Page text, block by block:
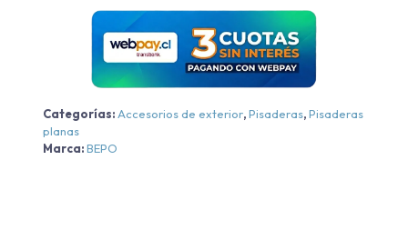
New
Colorado
WT
-
Negra
-
Categorías:Accesorios de exterior,Pisaderas,Pisaderas
planas
Marca:BEPO